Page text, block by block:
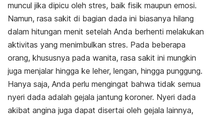
muncul jika dipicu oleh stres, baik fisik maupun emosi.
Namun, rasa sakit di bagian dada ini biasanya hilang
dalam hitungan menit setelah Anda berhenti melakukan
aktivitas yang menimbulkan stres. Pada beberapa
orang, khususnya pada wanita, rasa sakit ini mungkin
juga menjalar hingga ke leher, lengan, hingga punggung.
Hanya saja, Anda perlu mengingat bahwa tidak semua
nyeri dada adalah gejala jantung koroner. Nyeri dada
akibat angina juga dapat disertai oleh gejala lainnya,